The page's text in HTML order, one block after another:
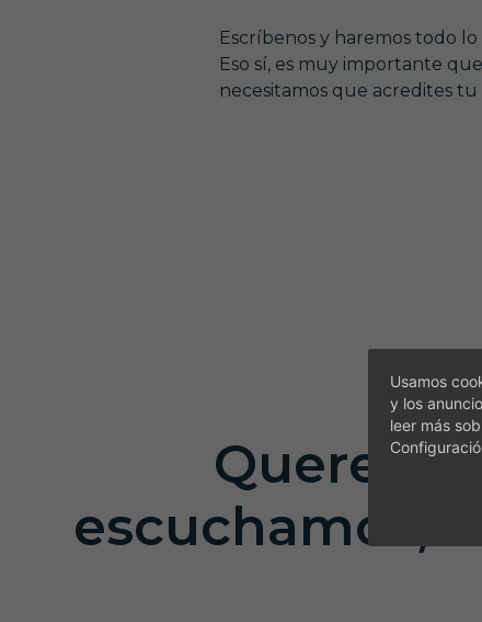
Escríbenos y haremos todo
Eso sí, es muy importante
necesitamos que acredites tu
escuchamos,
Usamos
y los
leer más